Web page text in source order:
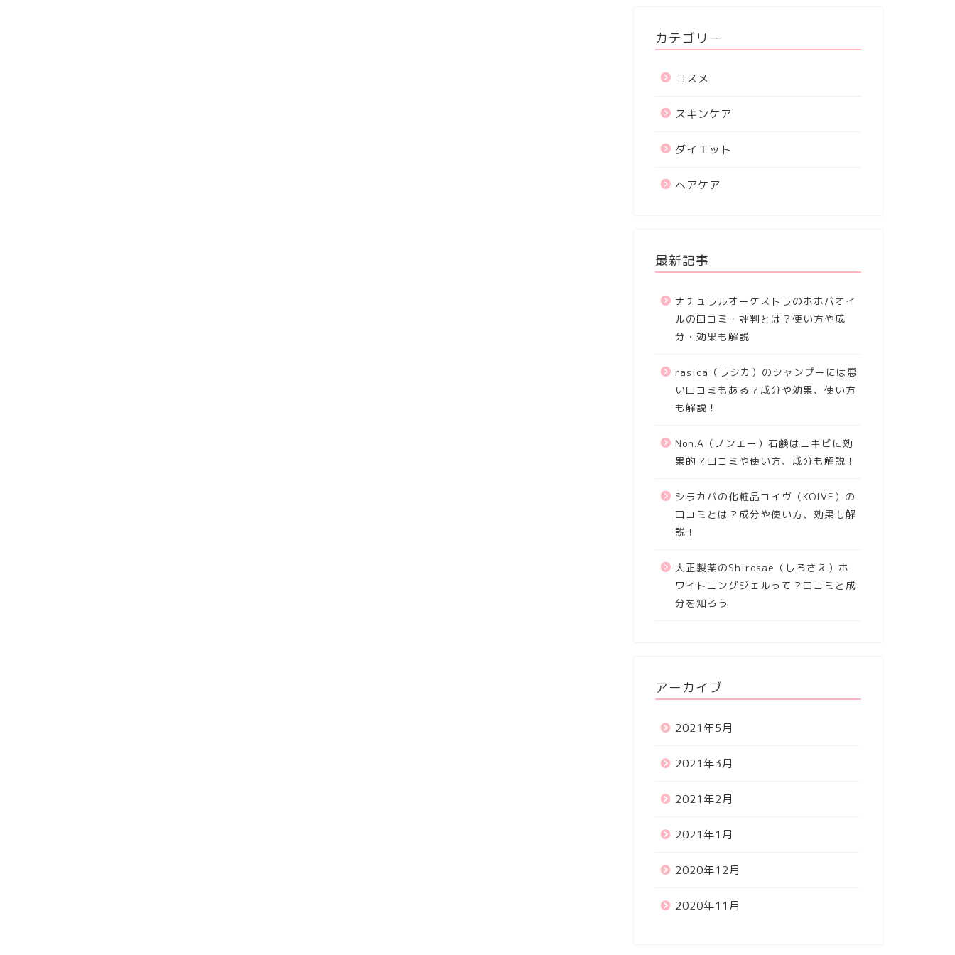
カテゴリー
コスメ
スキンケア
ダイエット
ヘアケア
最新記事
ナチュラルオーケストラのホホバオイ
ルの口コミ・評判とは？使い方や成
分・効果も解説
rasica（ラシカ）のシャンプーには悪
い口コミもある？成分や効果、使い方
も解説！
Non.A（ノンエー）石鹸はニキビに効
果的？口コミや使い方、成分も解説！
シラカバの化粧品コイヴ（KOIVE）の
口コミとは？成分や使い方、効果も解
説！
大正製薬のShirosae（しろさえ）ホ
ワイトニングジェルって？口コミと成
分を知ろう
アーカイブ
2021年5月
2021年3月
2021年2月
2021年1月
2020年12月
2020年11月